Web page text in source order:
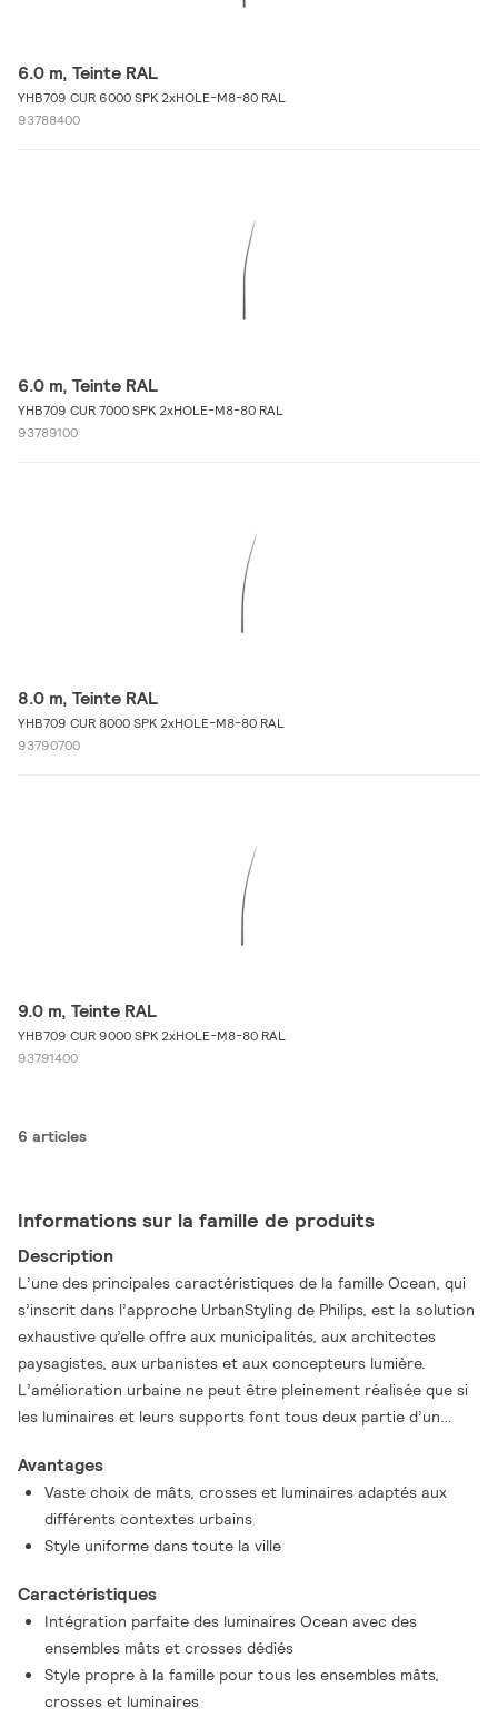
6.0 m, Teinte RAL
YHB709 CUR 6000 SPK 2xHOLE-M8-80 RAL
93788400
6.0 m, Teinte RAL
YHB709 CUR 7000 SPK 2xHOLE-M8-80 RAL
93789100
8.0 m, Teinte RAL
YHB709 CUR 8000 SPK 2xHOLE-M8-80 RAL
93790700
9.0 m, Teinte RAL
YHB709 CUR 9000 SPK 2xHOLE-M8-80 RAL
93791400
6 articles
Informations sur la famille de produits
Description
L’une des principales caractéristiques de la famille Ocean, qui
s’inscrit dans l’approche UrbanStyling de Philips, est la solution
exhaustive qu’elle offre aux municipalités, aux architectes
paysagistes, aux urbanistes et aux concepteurs lumière.
L’amélioration urbaine ne peut être pleinement réalisée que si
les luminaires et leurs supports font tous deux partie d’un
série de mâts et crosses spéciaux qui se fondent avec le style
visuel des luminaires Ocean Road LED.
Avantages
Vaste choix de mâts, crosses et luminaires adaptés aux
différents contextes urbains
Style uniforme dans toute la ville
Caractéristiques
Intégration parfaite des luminaires Ocean avec des
ensembles mâts et crosses dédiés
Style propre à la famille pour tous les ensembles mâts,
crosses et luminaires